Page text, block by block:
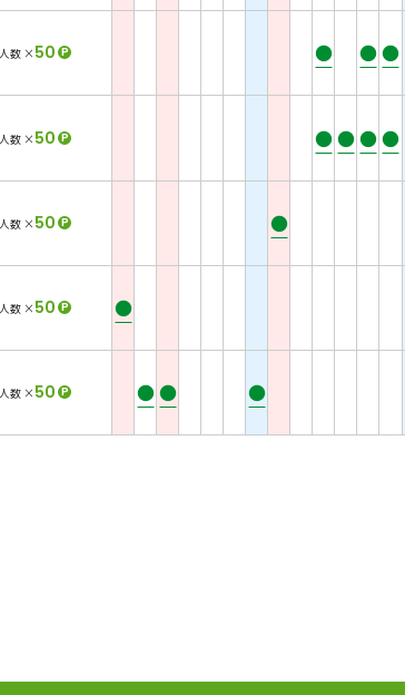
人数 × 50 P ● ●●
人数 × 50 P ●●●●
人数 × 50 P ●
人数 × 50 P ●
人数 × 50 P ●● ●